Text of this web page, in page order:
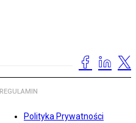
REGULAMIN
Polityka Prywatności